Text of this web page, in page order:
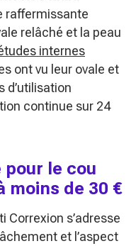
raffermissante
relâché et la peau
internes
ont vu leur ovale et
d’utilisation
continue sur 24
pour le cou
moins de 30 €
Correxion s’adresse
et l’aspect